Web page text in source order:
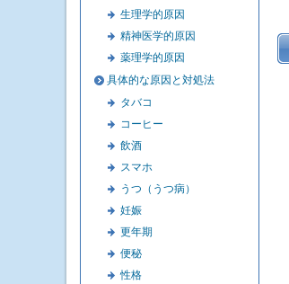
生理学的原因
精神医学的原因
薬理学的原因
具体的な原因と対処法
タバコ
コーヒー
飲酒
スマホ
うつ（うつ病）
妊娠
更年期
便秘
性格